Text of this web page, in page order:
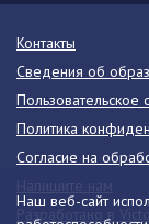
Наш веб-сайт
Контакты
Сведения об
Пользовательское
Политика
Согласие на
Разработано в